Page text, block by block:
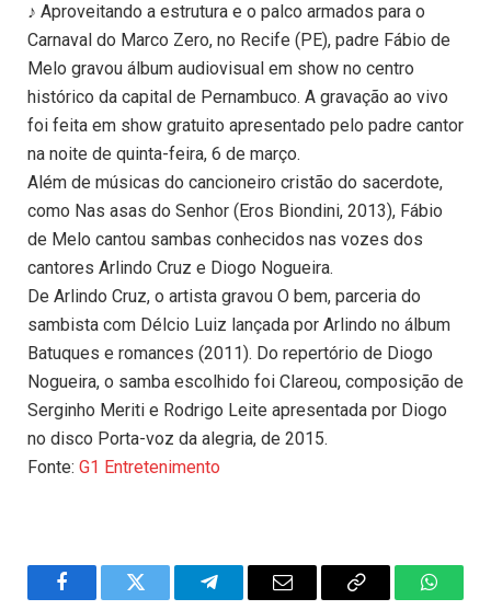
♪ Aproveitando a estrutura e o palco armados para o
Carnaval do Marco Zero, no Recife (PE), padre Fábio de
Melo gravou álbum audiovisual em show no centro
histórico da capital de Pernambuco. A gravação ao vivo
foi feita em show gratuito apresentado pelo padre cantor
na noite de quinta-feira, 6 de março.
Além de músicas do cancioneiro cristão do sacerdote,
como Nas asas do Senhor (Eros Biondini, 2013), Fábio
de Melo cantou sambas conhecidos nas vozes dos
cantores Arlindo Cruz e Diogo Nogueira.
De Arlindo Cruz, o artista gravou O bem, parceria do
sambista com Délcio Luiz lançada por Arlindo no álbum
Batuques e romances (2011). Do repertório de Diogo
Nogueira, o samba escolhido foi Clareou, composição de
Serginho Meriti e Rodrigo Leite apresentada por Diogo
no disco Porta-voz da alegria, de 2015.
Fonte: G1 Entretenimento
FacebookTwitter TelegramEmail
Copy